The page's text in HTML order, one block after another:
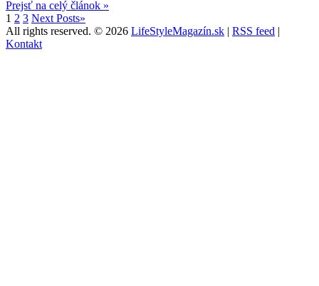
Prejsť na celý článok »
1 2 3 Next Posts»
All rights reserved. © 2026 LifeStyleMagazín.sk | RSS feed |
Kontakt